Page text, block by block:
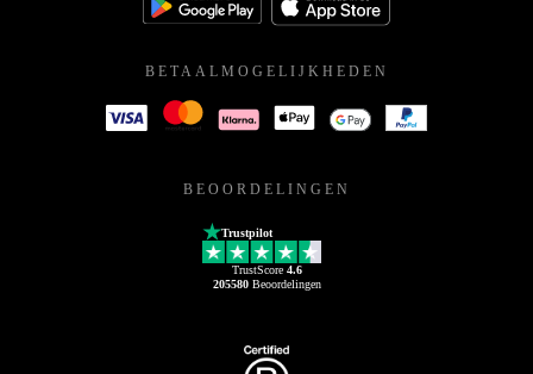
BETAALMOGELIJKHEDEN
BEOORDELINGEN
Trustpilot
TrustScore 4.6
205580Beoordelingen